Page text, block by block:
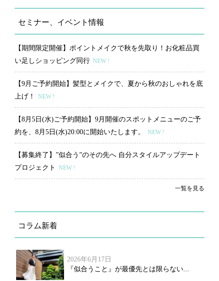
セミナー、イベント情報
【期間限定開催】ポイントメイクで秋を先取り！お化粧品買
い足しショッピング同行 NEW !
【9月ご予約開始】髪型とメイクで、夏から秋のおしゃれを底
上げ！
NEW !
【8月5日(水)ご予約開始】9月開催のスポットメニューのご予
約を、8月5日(水)20:00に開始いたします。
NEW !
【募集終了】”似合う”のその先へ 自分スタイルアップデート
プロジェクト
NEW !
一覧を見る
コラム新着
2026年6月17日
『似合うこと』が最優先とは限らない...